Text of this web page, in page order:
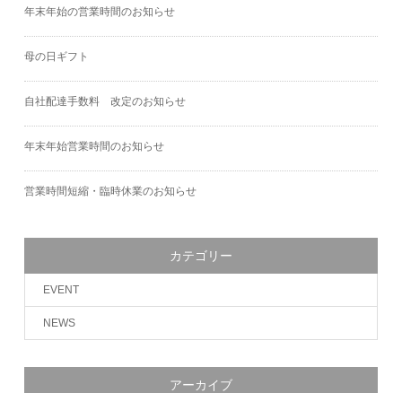
年末年始の営業時間のお知らせ
母の日ギフト
自社配達手数料 改定のお知らせ
年末年始営業時間のお知らせ
営業時間短縮・臨時休業のお知らせ
カテゴリー
EVENT
NEWS
アーカイブ